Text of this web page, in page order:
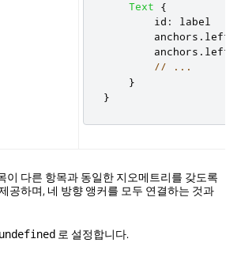
Text
{
id :
label
anchors . left
anchors .
// ...
}
}
이 다른 항목과 동일한 지오메트리를 갖도록
공하며, 네 방향 앵커를 모두 연결하는 것과
undefined 로 설정합니다.